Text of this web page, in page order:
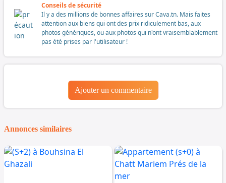
Conseils de sécurité
Il y a des millions de bonnes affaires sur Cava.tn. Mais faites
attention aux biens qui ont des prix ridiculement bas, aux
photos génériques, ou aux photos qui n'ont vraisemblablement
pas été prises par l'utilisateur !
Ajouter un commentaire
Annonces similaires